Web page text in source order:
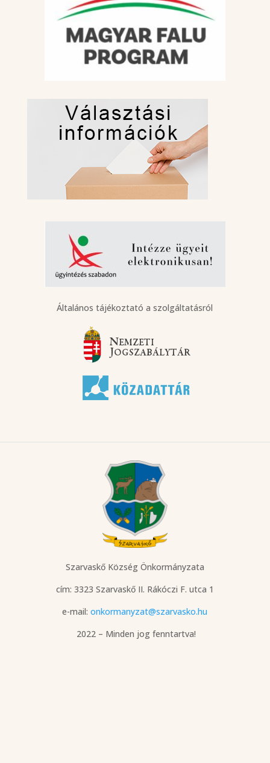
Általános tájékoztató a szolgáltatásról
Szarvaskő Község Önkormányzata
cím: 3323 Szarvaskő II. Rákóczi F. utca 1
e-mail:onkormanyzat@szarvasko.hu
2022 – Minden jog fenntartva!